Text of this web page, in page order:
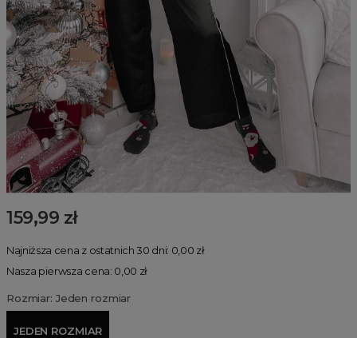
159,99 zł
Najniższa cena z ostatnich 30 dni: 0,00 zł
Nasza pierwsza cena: 0,00 zł
Rozmiar: Jeden rozmiar
JEDEN ROZMIAR